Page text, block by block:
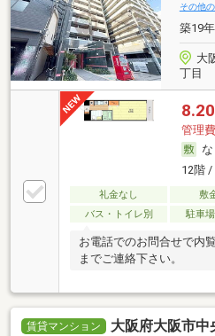
その他
築19
大
丁目
8.20
管理
な
12階 /
礼金なし 敷
バス・トイレ別
駐車
お電話でのお問合せで内
までご連絡下さい。
賃貸マンション
大阪府大阪市